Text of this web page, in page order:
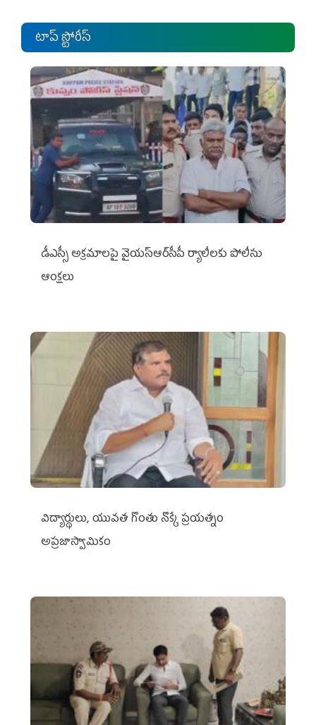
టాప్ స్టోరీస్
డీఎస్సీ అక్రమాలపై వైయ‌స్ఆర్‌సీపీ ర్యాలీలకు పోలీసు
ఆంక్షలు
విద్యార్థులు, యువత గొంతు నొక్కే ప్రయత్నం
అప్రజాస్వామికం